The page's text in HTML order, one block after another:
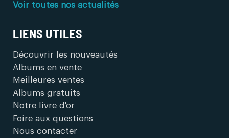
Voir toutes nos actualités
LIENS UTILES
Découvrir les nouveautés
Albums en vente
Meilleures ventes
Albums gratuits
Notre livre d'or
Foire aux questions
Nous contacter